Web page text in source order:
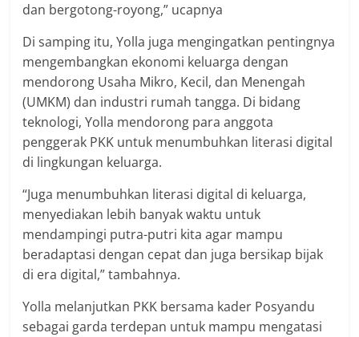
dan bergotong-royong,” ucapnya
Di samping itu, Yolla juga mengingatkan pentingnya
mengembangkan ekonomi keluarga dengan
mendorong Usaha Mikro, Kecil, dan Menengah
(UMKM) dan industri rumah tangga. Di bidang
teknologi, Yolla mendorong para anggota
penggerak PKK untuk menumbuhkan literasi digital
di lingkungan keluarga.
“Juga menumbuhkan literasi digital di keluarga,
menyediakan lebih banyak waktu untuk
mendampingi putra-putri kita agar mampu
beradaptasi dengan cepat dan juga bersikap bijak
di era digital,” tambahnya.
Yolla melanjutkan PKK bersama kader Posyandu
sebagai garda terdepan untuk mampu mengatasi